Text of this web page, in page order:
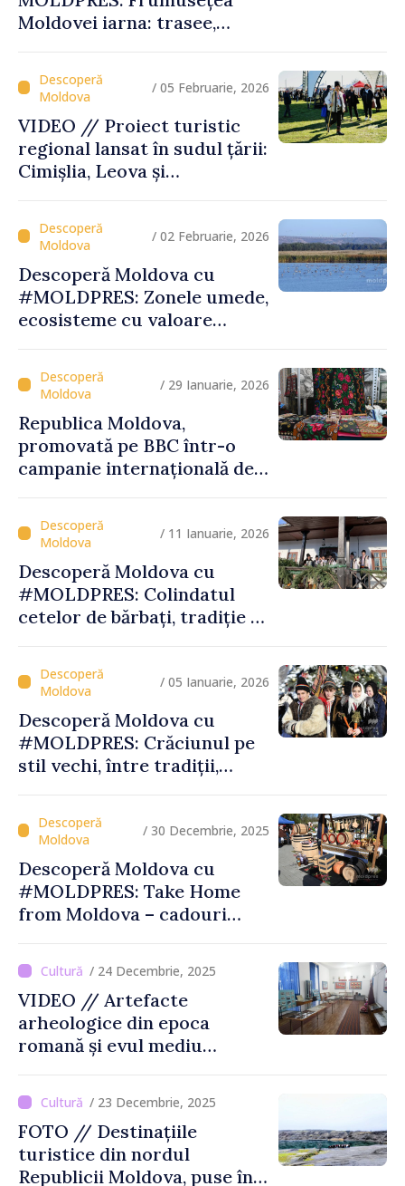
Moldovei iarna: trasee,
/ 05 Februarie, 2026
VIDEO // Proiect turistic
regional lansat în sudul țării:
Cimișlia, Leova și
/ 02 Februarie, 2026
Descoperă Moldova cu
#MOLDPRES: Zonele umede,
ecosisteme cu valoare
turistice unice
/ 29 Ianuarie, 2026
Republica Moldova,
promovată pe BBC într-o
campanie internațională de
/ 11 Ianuarie, 2026
Descoperă Moldova cu
#MOLDPRES: Colindatul
cetelor de bărbați, tradiție și
/ 05 Ianuarie, 2026
Descoperă Moldova cu
#MOLDPRES: Crăciunul pe
stil vechi, între tradiții,
/ 30 Decembrie, 2025
Descoperă Moldova cu
#MOLDPRES: Take Home
from Moldova – cadouri
Moldova
/ 24 Decembrie, 2025
VIDEO // Artefacte
arheologice din epoca
romană și evul mediu
Muzeul din Tartaul
/ 23 Decembrie, 2025
FOTO // Destinațiile
turistice din nordul
Republicii Moldova, puse în